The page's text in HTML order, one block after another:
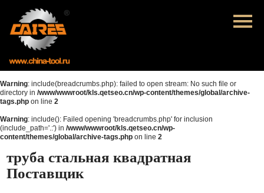
Главная
Продукция
О нас
Контакты
Warning: include(breadcrumbs.php): failed to open stream: No such file or
directory in /www/wwwroot/kls.qetseo.cn/wp-content/themes/global/archive-
tags.php on line 2
Warning: include(): Failed opening 'breadcrumbs.php' for inclusion
(include_path='.:') in /www/wwwroot/kls.qetseo.cn/wp-
content/themes/global/archive-tags.php on line 2
труба стальная квадратная
Поставщик